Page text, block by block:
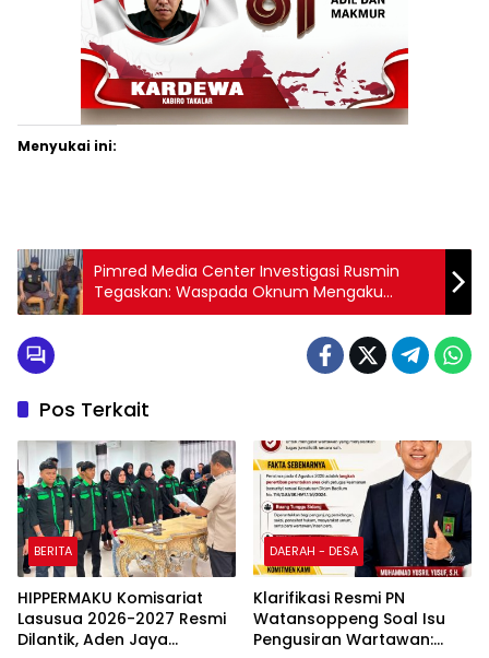
Menyukai ini:
Pimred Media Center Investigasi Rusmin
Tegaskan: Waspada Oknum Mengaku
Wartawan Centerinvestigasi.id
Pos Terkait
BERITA
HIPPERMAKU Komisariat
Lasusua 2026-2027 Resmi
Dilantik, Aden Jaya
DAERAH - DESA
Klarifikasi Resmi PN
Watansoppeng Soal Isu
Pengusiran Wartawan: